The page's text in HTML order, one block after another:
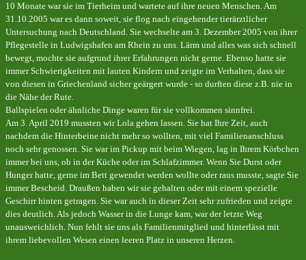
10 Monate war sie im Tierheim und wartete auf ihre neuen Menschen. Am
31.10.2005 war es dann soweit, sie flog nach eingehender tierärztlicher
Untersuchung nach Deutschland. Sie wechselte am 3. Dezember 2005 von ihrer
Pflegestelle in Ludwigshafen am Rhein zu uns. Lärm und alles was sich schnell
bewegt, mochte sie aufgrund ihrer Erfahrungen nicht gerne. Ebenso hatte sie
immer Schwierigkeiten mit lauten Kindern und zeigte im Verhalten, dass sie
von diesen in Griechenland sicher geärgert wurde - so durften diese z.B. nie in
die Nähe der Rute.
Ballspielen oder ähnliche Dinge waren für sie vollkommen sinnfrei.
Am 3. April 2019 mussten wir Lola gehen lassen. Sie hat Ihre Zeit, auch
nachdem die Hinterbeine nicht mehr so wollten, mit viel Familienanschluss
noch sehr genossen. Sie war im Pickup mit beim Wiegen, lag in Ihrem Körbchen
immer bei uns, ob in der Küche oder im Schlafzimmer. Wenn Sie Durst oder
Hunger hatte, gerne im Bett gewendet werden wollte oder raus musste, sagte Sie
immer Bescheid. Draußen haben wir sie gehalten oder mit einem spezielle
Geschirr hinten getragen. Sie war auch in dieser Zeit sehr zufrieden und zeigte
dies deutlich. Als jedoch Wasser in die Lunge kam, war der letzte Weg
unausweichlich. Nun fehlt sie uns als Familienmitglied und hinterlässt mit
ihrem liebevollen Wesen einen leeren Platz in unseren Herzen.